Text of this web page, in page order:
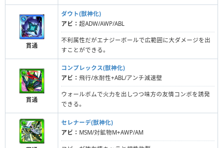
貫通
ダウト(獣神化)
アビ： 超ADW/AWP/ABL
不利属性だがエナジーボールで広範囲に大ダメージを出
すことができる。
貫通
コンプレックス(獣神化)
アビ： 飛行/水耐性+ABL/アンチ減速壁
ウォールボムで火力を出しつつ味方の友情コンボを誘発
できる。
セレナーデ(獣神化)
アビ： MSM/対鉱物M+AWP/AM